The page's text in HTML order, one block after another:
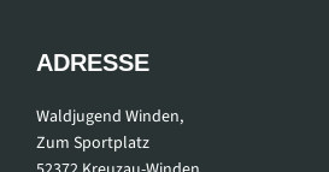
ADRESSE
Waldjugend Winden,
Zum Sportplatz